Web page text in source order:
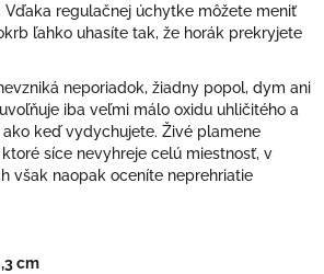
regulačnej úchytke môžete meniť
ľahko uhasíte tak, že horák prekryjete
neporiadok, žiadny popol, dym ani
iba veľmi málo oxidu uhličitého a
keď vydychujete. Živé plamene
síce nevyhreje celú miestnosť, v
však naopak oceníte neprehriatie
cm